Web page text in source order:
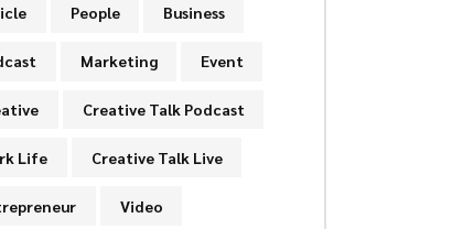
People Business
Marketing Event
Creative Talk Podcast
Life Creative Talk Live
Video